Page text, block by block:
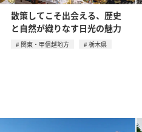
散策してこそ出会える、歴史
と自然が織りなす日光の魅力
関東・甲信越地方 栃木県